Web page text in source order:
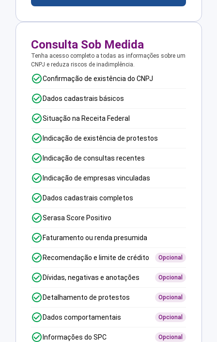
Consulta Sob Medida
Tenha acesso completo a todas as informações sobre um
CNPJ e reduza riscos de inadimplência.
Confirmação de existência do CNPJ
Dados cadastrais básicos
Situação na Receita Federal
Indicação de existência de protestos
Indicação de consultas recentes
Indicação de empresas vinculadas
Dados cadastrais completos
Serasa Score Positivo
Faturamento ou renda presumida
Recomendação e limite de crédito Opcional
Dívidas, negativas e anotações Opcional
Detalhamento de protestos Opcional
Dados comportamentais Opcional
Informações do SPC Opcional